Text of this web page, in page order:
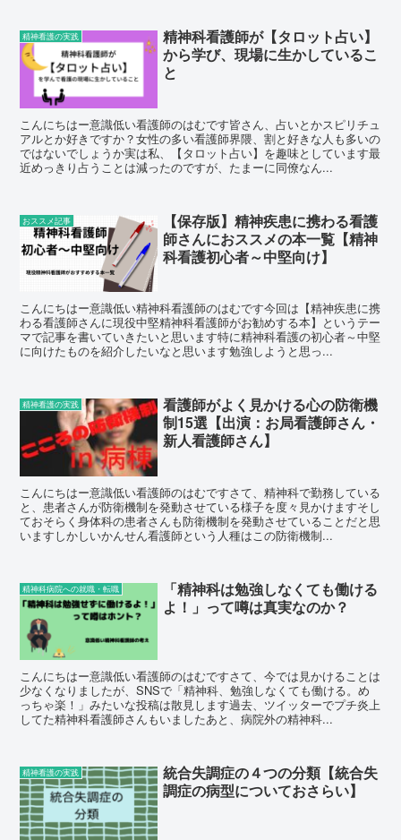
精神看護の実践
精神科看護師が【タロット占い】
から学び、現場に生かしているこ
と
こんにちはー意識低い看護師のはむです皆さん、占いとかスピリチュ
アルとか好きですか？女性の多い看護師界隈、割と好きな人も多いの
ではないでしょうか実は私、【タロット占い】を趣味としています最
近めっきり占うことは減ったのですが、たまーに同僚なん...
おススメ記事
【保存版】精神疾患に携わる看護
師さんにおススメの本一覧【精神
科看護初心者～中堅向け】
こんにちはー意識低い精神科看護師のはむです今回は【精神疾患に携
わる看護師さんに現役中堅精神科看護師がお勧めする本】というテー
マで記事を書いていきたいと思います特に精神科看護の初心者～中堅
に向けたものを紹介したいなと思います勉強しようと思っ...
精神看護の実践
看護師がよく見かける心の防衛機
制15選【出演：お局看護師さん・
新人看護師さん】
こんにちはー意識低い看護師のはむですさて、精神科で勤務している
と、患者さんが防衛機制を発動させている様子を度々見かけますそし
ておそらく身体科の患者さんも防衛機制を発動させていることだと思
いますしかしいかんせん看護師という人種はこの防衛機制...
精神科病院への就職・転職
「精神科は勉強しなくても働ける
よ！」って噂は真実なのか？
こんにちはー意識低い看護師のはむですさて、今では見かけることは
少なくなりましたが、SNSで「精神科、勉強しなくても働ける。め
っちゃ楽！」みたいな投稿は散見します過去、ツイッターでプチ炎上
してた精神科看護師さんもいましたあと、病院外の精神科...
精神看護の実践
統合失調症の４つの分類【統合失
調症の病型についておさらい】